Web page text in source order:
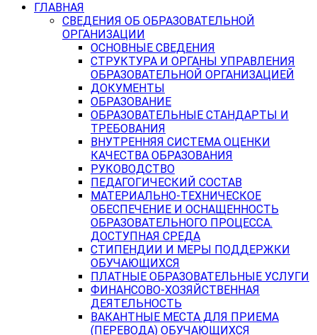
ГЛАВНАЯ
СВЕДЕНИЯ ОБ ОБРАЗОВАТЕЛЬНОЙ
ОРГАНИЗАЦИИ
ОСНОВНЫЕ СВЕДЕНИЯ
СТРУКТУРА И ОРГАНЫ УПРАВЛЕНИЯ
ОБРАЗОВАТЕЛЬНОЙ ОРГАНИЗАЦИЕЙ
ДОКУМЕНТЫ
ОБРАЗОВАНИЕ
ОБРАЗОВАТЕЛЬНЫЕ СТАНДАРТЫ И
ТРЕБОВАНИЯ
ВНУТРЕННЯЯ СИСТЕМА ОЦЕНКИ
КАЧЕСТВА ОБРАЗОВАНИЯ
РУКОВОДСТВО
ПЕДАГОГИЧЕСКИЙ СОСТАВ
МАТЕРИАЛЬНО-ТЕХНИЧЕСКОЕ
ОБЕСПЕЧЕНИЕ И ОСНАЩЕННОСТЬ
ОБРАЗОВАТЕЛЬНОГО ПРОЦЕССА.
ДОСТУПНАЯ СРЕДА
СТИПЕНДИИ И МЕРЫ ПОДДЕРЖКИ
ОБУЧАЮЩИХСЯ
ПЛАТНЫЕ ОБРАЗОВАТЕЛЬНЫЕ УСЛУГИ
ФИНАНСОВО-ХОЗЯЙСТВЕННАЯ
ДЕЯТЕЛЬНОСТЬ
ВАКАНТНЫЕ МЕСТА ДЛЯ ПРИЕМА
(ПЕРЕВОДА) ОБУЧАЮЩИХСЯ